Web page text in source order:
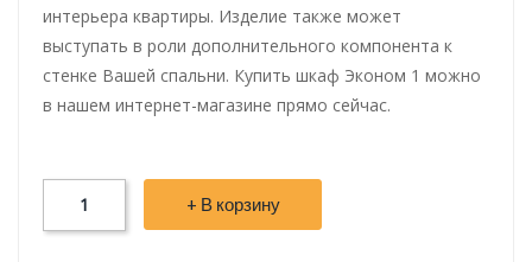
интерьера квартиры. Изделие также может
выступать в роли дополнительного компонента к
стенке Вашей спальни. Купить шкаф Эконом 1 можно
в нашем интернет-магазине прямо сейчас.
+ В корзину